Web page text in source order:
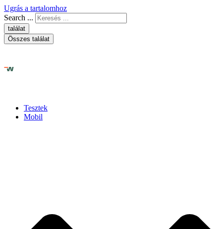
Ugrás a tartalomhoz
Search ...
találat
Összes találat
Tesztek
Mobil